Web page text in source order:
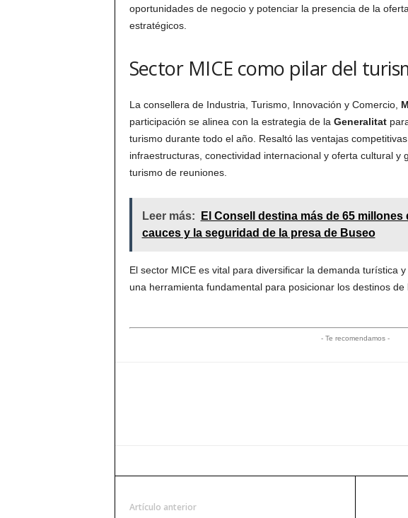
oportunidades de negocio y potenciar la presencia de la
estratégicos.
Sector MICE como pilar del
La consellera de Industria, Turismo, Innovación y Comercio,
participación se alinea con la estrategia de la Generalitat
turismo durante todo el año. Resaltó las ventajas
infraestructuras, conectividad internacional y oferta cultural y
turismo de reuniones.
Leer más:
El Consell destina más de 65
cauces y la seguridad de la presa de Buseo
El sector MICE es vital para diversificar la demanda turística
una herramienta fundamental para posicionar los destinos
- Te recomendamos -
Artículo anterior